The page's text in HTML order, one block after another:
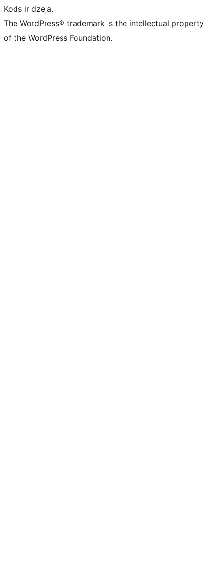
Kods ir dzeja.
The WordPress® trademark is the intellectual property
of the WordPress Foundation.